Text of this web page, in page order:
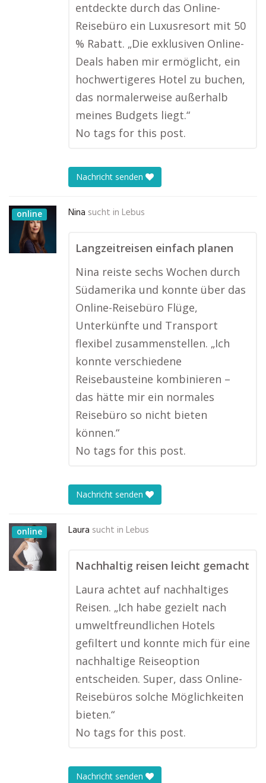
entdeckte durch das Online-
Reisebüro ein Luxusresort mit 50
% Rabatt. „Die exklusiven Online-
Deals haben mir ermöglicht, ein
hochwertigeres Hotel zu buchen,
das normalerweise außerhalb
meines Budgets liegt.“
No tags for this post.
Nachricht senden
online Nina sucht in Lebus
Langzeitreisen einfach planen
Nina reiste sechs Wochen durch
Südamerika und konnte über das
Online-Reisebüro Flüge,
Unterkünfte und Transport
flexibel zusammenstellen. „Ich
konnte verschiedene
Reisebausteine kombinieren –
das hätte mir ein normales
Reisebüro so nicht bieten
können.“
No tags for this post.
Nachricht senden
online Laura sucht in Lebus
Nachhaltig reisen leicht gemacht
Laura achtet auf nachhaltiges
Reisen. „Ich habe gezielt nach
umweltfreundlichen Hotels
gefiltert und konnte mich für eine
nachhaltige Reiseoption
entscheiden. Super, dass Online-
Reisebüros solche Möglichkeiten
bieten.“
No tags for this post.
Nachricht senden